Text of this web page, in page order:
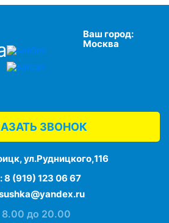
Ваш город:
Москва
ЗВОНОК
ул.Рудницкого,116
8 (919) 123 06 67
8.00 до 20.00